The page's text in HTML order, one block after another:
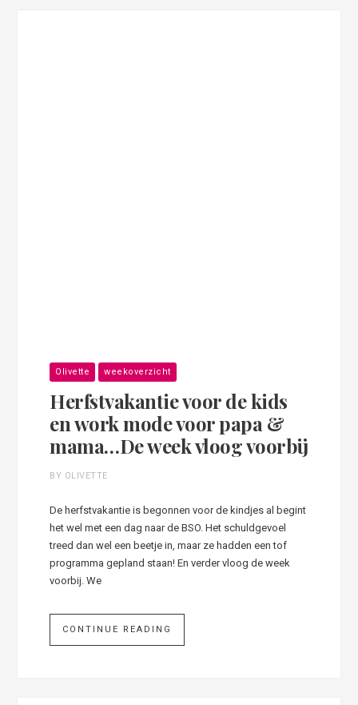
Olivette weekoverzicht
Herfstvakantie voor de kids
en work mode voor papa &
mama…De week vloog voorbij
BY OLIVETTE
De herfstvakantie is begonnen voor de kindjes al begint
het wel met een dag naar de BSO. Het schuldgevoel
treed dan wel een beetje in, maar ze hadden een tof
programma gepland staan! En verder vloog de week
voorbij. We
CONTINUE READING